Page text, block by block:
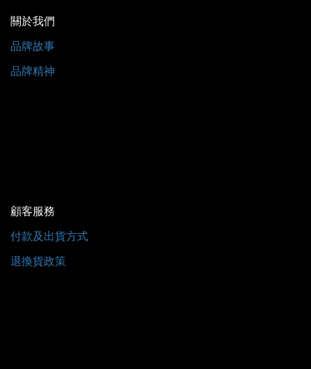
關於我們
品牌故事
品牌精神
顧客服務
付款及出貨方式
退換貨政策